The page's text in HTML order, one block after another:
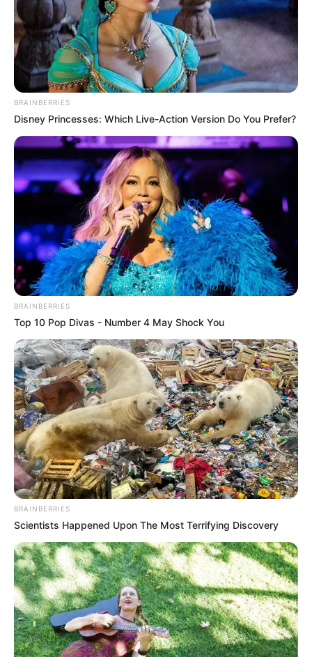
BRAINBERRIES
Disney Princesses: Which Live-Action Version Do You Prefer?
BRAINBERRIES
Top 10 Pop Divas - Number 4 May Shock You
BRAINBERRIES
Scientists Happened Upon The Most Terrifying Discovery